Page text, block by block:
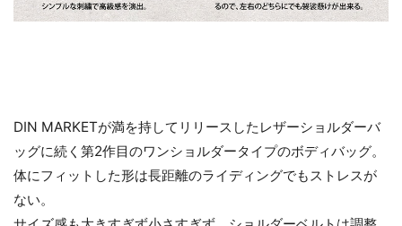
DIN MARKETが満を持してリリースしたレザーショルダーバ
ッグに続く第2作目のワンショルダータイプのボディバッグ。
体にフィットした形は長距離のライディングでもストレスが
ない。